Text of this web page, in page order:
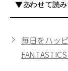
▼あわせて読み
毎日をハッ